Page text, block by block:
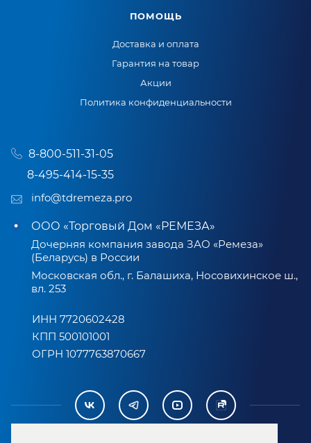
ПОМОЩЬ
Доставка и оплата
Гарантия на товар
Акции
Политика конфиденциальности
8-800-511-31-05
8-495-414-15-35
info@tdremeza.pro
ООО «Торговый Дом «РЕМЕЗА»
Дочерняя компания завода ЗАО «Ремеза»
(Беларусь) в России
Московская обл., г. Балашиха, Носовихинское ш.,
вл. 253
ИНН 7720602428
КПП 500101001
ОГРН 1077763870667